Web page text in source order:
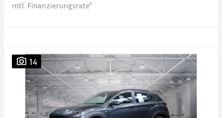
mtl. Finanzierungsrate²
14